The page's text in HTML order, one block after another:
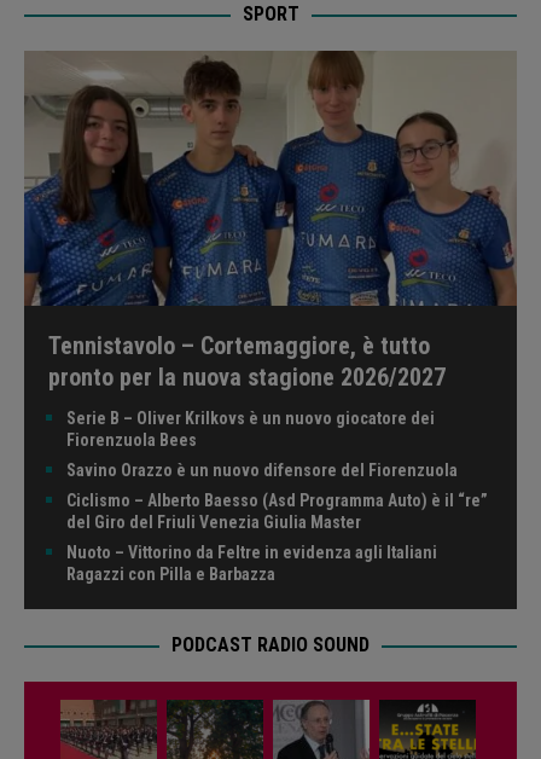
SPORT
Tennistavolo – Cortemaggiore, è tutto
pronto per la nuova stagione 2026/2027
Serie B – Oliver Krilkovs è un nuovo giocatore dei
Fiorenzuola Bees
Savino Orazzo è un nuovo difensore del Fiorenzuola
Ciclismo – Alberto Baesso (Asd Programma Auto) è il “re”
del Giro del Friuli Venezia Giulia Master
Nuoto – Vittorino da Feltre in evidenza agli Italiani
Ragazzi con Pilla e Barbazza
PODCAST RADIO SOUND